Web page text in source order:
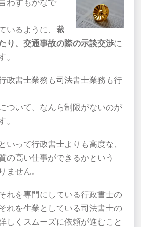
わずもがなで
いるように、 裁
り、交通事故の際の示談交渉に
。
政書士業務も司法書士業務も行
ついて、なんら制限がないのが
。
いって行政書士よりも高度な、
の高い仕事ができるかという
ません。
れを専門にしている行政書士の
れを生業としている司法書士の
しくスムーズに依頼が進むこと